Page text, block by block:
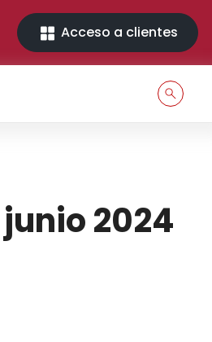
Acceso a clientes
2024